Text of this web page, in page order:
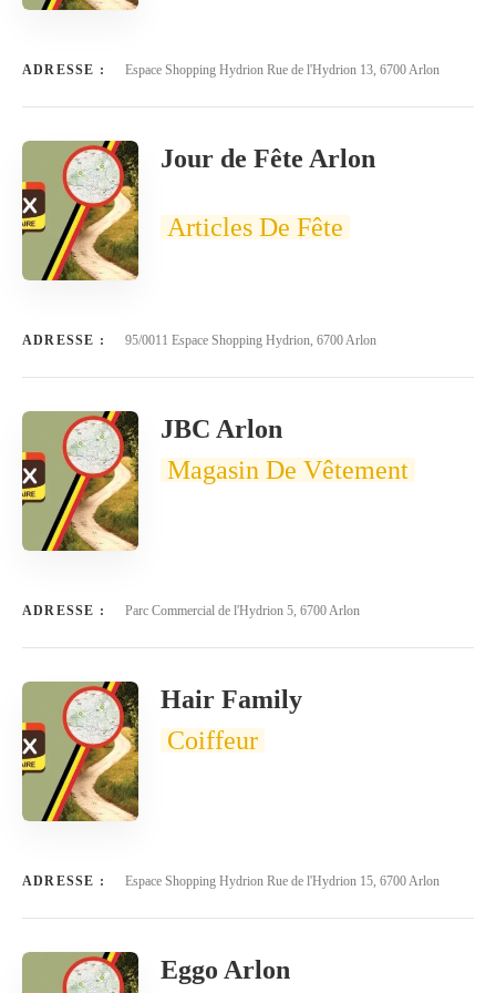
ADRESSE : Espace Shopping Hydrion Rue de l'Hydrion 13, 6700 Arlon
Jour de Fête Arlon
Articles De Fête
ADRESSE : 95/0011 Espace Shopping Hydrion, 6700 Arlon
JBC Arlon
Magasin De Vêtement
ADRESSE : Parc Commercial de l'Hydrion 5, 6700 Arlon
Hair Family
Coiffeur
ADRESSE : Espace Shopping Hydrion Rue de l'Hydrion 15, 6700 Arlon
Eggo Arlon